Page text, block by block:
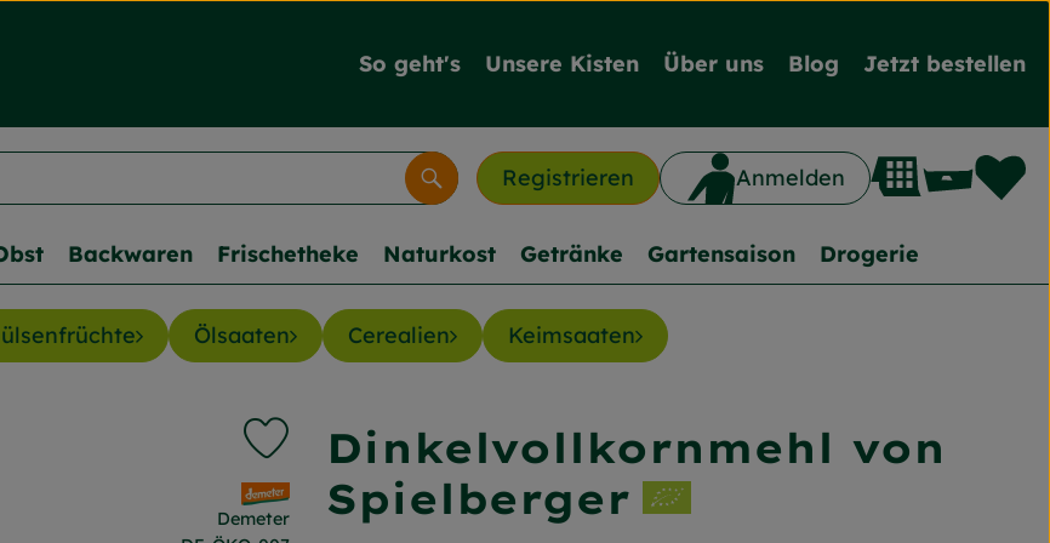
So geht's Unsere Kisten Über uns Blog Jetzt bestellen
Registrieren Anmelden
Suchen
Backwaren Frischetheke Naturkost Getränke Gartensaison Drogerie
Ölsaaten Cerealien Keimsaaten
Dinkelvollkornmehl von
Spielberger
Produkt zu Favouriten hinzufügen
, Verband:
Demeter